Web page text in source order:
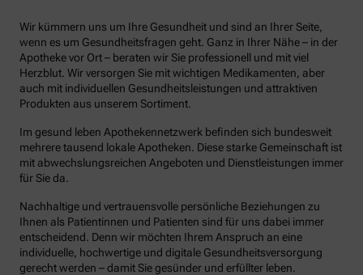
Wir kümmern uns um Ihre Gesundheit und sind an Ihrer Seite,
wenn es um Gesundheitsfragen geht. Ganz in Ihrer Nähe – in der
Apotheke vor Ort – beraten wir Sie professionell und mit viel
Herzblut. Wir versorgen Sie mit wichtigen Medikamenten, aber
auch mit individuellen Gesundheitsleistungen und attraktiven
Produkten aus unserem Sortiment.
Im gesund leben Apothekennetzwerk befinden sich bundesweit
mehrere tausend lokale Apotheken. Diese starke Gemeinschaft ist
mit abwechslungsreichen Angeboten und Dienstleistungen immer
für Sie da.
Nachhaltige und vertrauensvolle persönliche Beziehungen zu
Ihnen als Patientinnen und Patienten sind für uns dabei immer
entscheidend. Denn wir möchten Ihrem Anspruch an eine
individuelle, hochwertige und digitale Gesundheitsversorgung
gerecht werden – damit Sie gesünder und erfüllter leben.